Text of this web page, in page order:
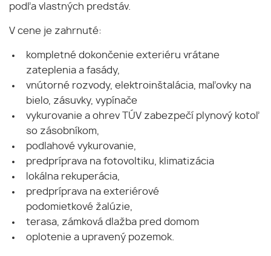
podľa vlastných predstáv.
V cene je zahrnuté:
kompletné dokončenie exteriéru vrátane
zateplenia a fasády,
vnútorné rozvody, elektroinštalácia, maľovky na
bielo, zásuvky, vypínače
vykurovanie a ohrev TÚV zabezpečí plynový kotoľ
so zásobníkom,
podlahové vykurovanie,
predpríprava na fotovoltiku, klimatizácia
lokálna rekuperácia,
predpríprava na exteriérové
podomietkové žalúzie,
terasa, zámková dlažba pred domom
oplotenie a upravený pozemok.